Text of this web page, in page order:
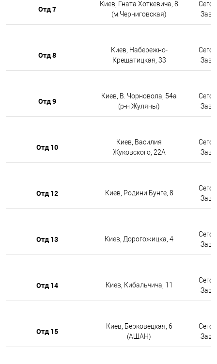
Отд 7
Киев, Гната Хоткевича, 8
(м.Черниговская)
Отд 8
Киев, Набережно-
Крещатицкая, 33
Отд 9
Киев, В. Чорновола, 54а
(р-н Жуляны)
Отд 10
Киев, Василия
Жуковского, 22А
Отд 12 Киев, Родини Бунге, 8
Отд 13 Киев, Дорогожицка, 4
Отд 14 Киев, Кибальчича, 11
Отд 15
Киев, Берковецкая, 6
(АШАН)